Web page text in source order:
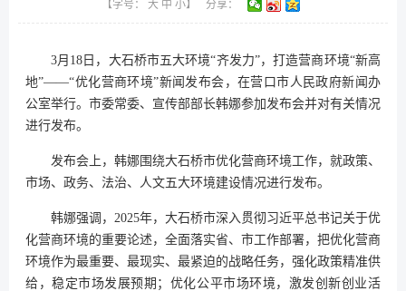
【字号： 大 中 小】 分享：
3月18日，大石桥市五大环境“齐发力”，打造营商环境“新高
地”——“优化营商环境”新闻发布会，在营口市人民政府新闻办
公室举行。市委常委、宣传部部长韩娜参加发布会并对有关情况
进行发布。
发布会上，韩娜围绕大石桥市优化营商环境工作，就政策、
市场、政务、法治、人文五大环境建设情况进行发布。
韩娜强调，2025年，大石桥市深入贯彻习近平总书记关于优
化营商环境的重要论述，全面落实省、市工作部署，把优化营商
环境作为最重要、最现实、最紧迫的战略任务，强化政策精准供
给，稳定市场发展预期；优化公平市场环境，激发创新创业活